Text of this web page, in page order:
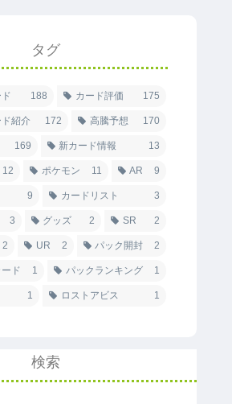
タグ
188 カード評価 175
紹介 172 高騰予想 170
169 新カード情報 13
12 ポケモン 11 AR 9
9 カードリスト 3
3 グッズ 2 SR 2
2 UR 2 パック開封 2
ド 1 パックランキング 1
1 ロストアビス 1
検索